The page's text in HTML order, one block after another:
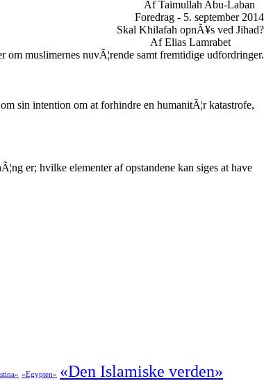
Af Taimullah Abu-Laban
Foredrag - 5. september 2014
Skal Khilafah opnÃ¥s ved Jihad?
Af Elias Lamrabet
muslimernes nuvÃ¦rende samt fremtidige udfordringer.
sin intention om at forhindre en humanitÃ¦r katastrofe,
er; hvilke elementer af opstandene kan siges at have
«Egypten» «Den Islamiske verden»